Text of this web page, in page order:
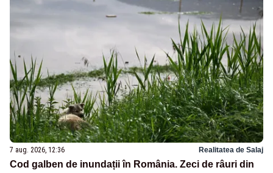
7 aug. 2026, 12:36 Realitatea de Salaj
Cod galben de inundații în România. Zeci de râuri din